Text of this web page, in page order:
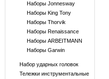
Наборы Jonnesway
Наборы King Tony
Наборы Thorvik
Наборы Renaissance
Наборы ARBEITMANN
Наборы Garwin
Набор ударных головок
Тележки инструментальные